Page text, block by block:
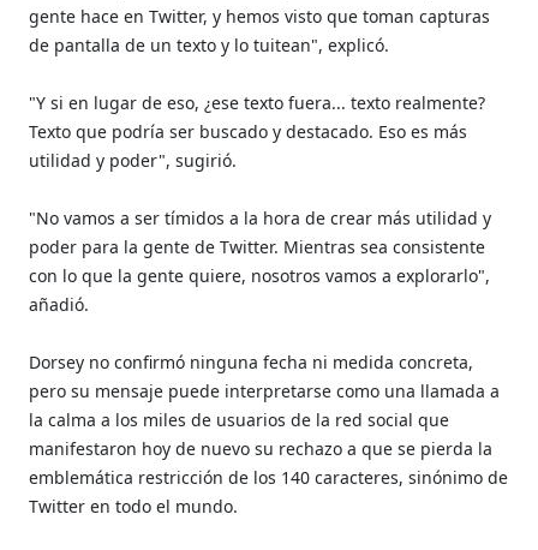
gente hace en Twitter, y hemos visto que toman capturas
de pantalla de un texto y lo tuitean", explicó.
"Y si en lugar de eso, ¿ese texto fuera... texto realmente?
Texto que podría ser buscado y destacado. Eso es más
utilidad y poder", sugirió.
"No vamos a ser tímidos a la hora de crear más utilidad y
poder para la gente de Twitter. Mientras sea consistente
con lo que la gente quiere, nosotros vamos a explorarlo",
añadió.
Dorsey no confirmó ninguna fecha ni medida concreta,
pero su mensaje puede interpretarse como una llamada a
la calma a los miles de usuarios de la red social que
manifestaron hoy de nuevo su rechazo a que se pierda la
emblemática restricción de los 140 caracteres, sinónimo de
Twitter en todo el mundo.